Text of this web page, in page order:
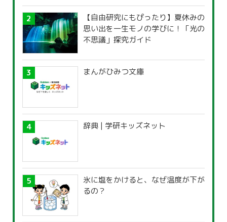
【自由研究にもぴったり】夏休みの
思い出を一生モノの学びに！「光の
不思議」探究ガイド
まんがひみつ文庫
辞典 | 学研キッズネット
氷に塩をかけると、なぜ温度が下が
るの？